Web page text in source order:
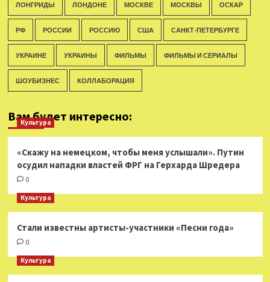
ЛОНГРИДЫ ЛОНДОНЕ МОСКВЕ МОСКВЫ ОСКАР
РФ РОССИИ РОССИЮ США САНКТ-ПЕТЕРБУРГЕ
УКРАИНЕ УКРАИНЫ ФИЛЬМЫ ФИЛЬМЫ И СЕРИАЛЫ
ШОУБИЗНЕС КОЛЛАБОРАЦИЯ
Вам будет интересно:
Культура
«Скажу на немецком, чтобы меня услышали». Путин
осудил нападки властей ФРГ на Герхарда Шредера
0
Культура
Стали известны артисты-участники «Песни года»
0
Культура